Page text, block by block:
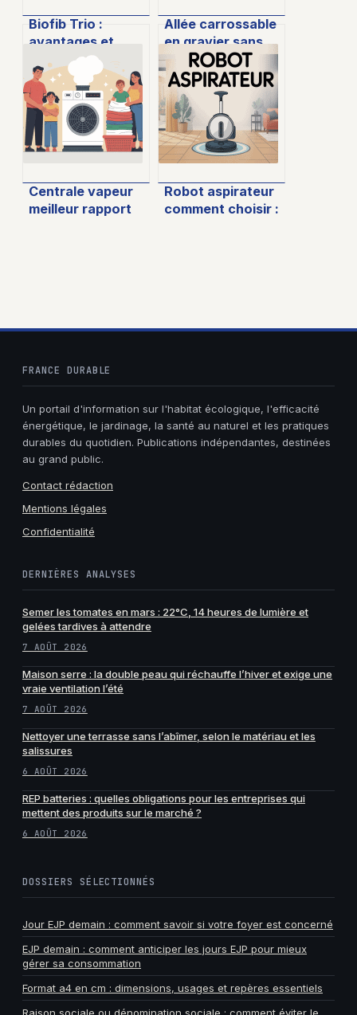
Biofib Trio :
avantages et
inconvénients à
connaître avant
de choisir cet
isolant
Allée carrossable
en gravier sans
stabilisateur :
avantages, limites
et conseils
pratiques
Centrale vapeur
meilleur rapport
Robot aspirateur
comment choisir :
FRANCE DURABLE
Un portail d'information sur l'habitat écologique, l'efficacité
énergétique, le jardinage, la santé au naturel et les pratiques
durables du quotidien. Publications indépendantes, destinées
au grand public.
Contact rédaction
Mentions légales
Confidentialité
DERNIÈRES ANALYSES
Semer les tomates en mars : 22°C, 14 heures de lumière et
gelées tardives à attendre
7 AOÛT 2026
Maison serre : la double peau qui réchauffe l’hiver et exige une
vraie ventilation l’été
7 AOÛT 2026
Nettoyer une terrasse sans l’abîmer, selon le matériau et les
salissures
6 AOÛT 2026
REP batteries : quelles obligations pour les entreprises qui
mettent des produits sur le marché ?
6 AOÛT 2026
DOSSIERS SÉLECTIONNÉS
Jour EJP demain : comment savoir si votre foyer est concerné
EJP demain : comment anticiper les jours EJP pour mieux
gérer sa consommation
Format a4 en cm : dimensions, usages et repères essentiels
Raison sociale ou dénomination sociale : comment éviter le